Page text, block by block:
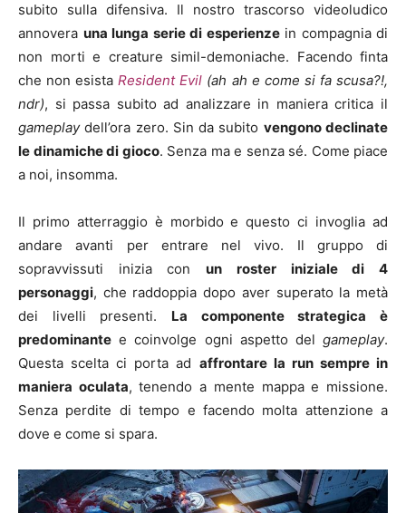
subito sulla difensiva. Il nostro trascorso videoludico
annovera una lunga serie di esperienzein compagnia di
non morti e creature simil-demoniache. Facendo finta
che non esistaResident Evil (ah ah e come si fa scusa?!,
ndr), si passa subito ad analizzare in maniera critica il
gameplaydell’ora zero. Sin da subito vengono declinate
le dinamiche di gioco. Senza ma e senza sé. Come piace
a noi, insomma.
Il primo atterraggio è morbido e questo ci invoglia ad
andare avanti per entrare nel vivo. Il gruppo di
sopravvissuti inizia conun roster iniziale di 4
personaggi, che raddoppia dopo aver superato la metà
dei livelli presenti. La componente strategica è
predominante e coinvolge ogni aspetto del gameplay.
Questa scelta ci porta ad affrontare la run sempre in
maniera oculata, tenendo a mente mappa e missione.
Senza perdite di tempo e facendo molta attenzione a
dove e come si spara.